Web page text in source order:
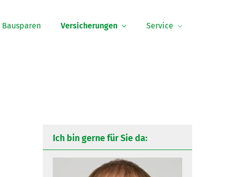
Bausparen Versicherungen Service
Ich bin gerne für Sie da: